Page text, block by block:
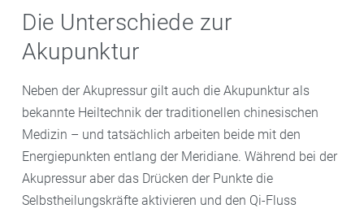
Die Unterschiede zur
Akupunktur
Neben der Akupressur gilt auch die Akupunktur als
bekannte Heiltechnik der traditionellen chinesischen
Medizin – und tatsächlich arbeiten beide mit den
Energiepunkten entlang der Meridiane. Während bei der
Akupressur aber das Drücken der Punkte die
Selbstheilungskräfte aktivieren und den Qi-Fluss